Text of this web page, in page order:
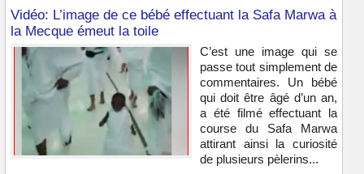
Vidéo: L’image de ce bébé effectuant la Safa Marwa à
la Mecque émeut la toile
C’est une image qui se
passe tout simplement de
commentaires. Un bébé
qui doit être âgé d’un an,
a été filmé effectuant la
course du Safa Marwa
attirant ainsi la curiosité
de plusieurs pèlerins...